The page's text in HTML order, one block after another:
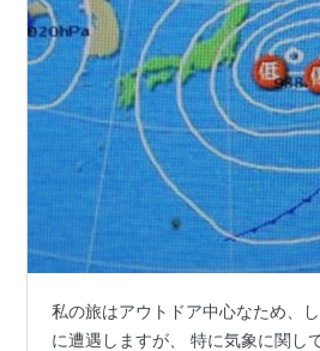
私の旅はアウトドア中心なため、
に遭遇しますが、 特に気象に関し